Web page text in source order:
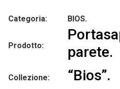
Categoria: BIOS.
Prodotto:
parete.
Collezione: “Bios”.